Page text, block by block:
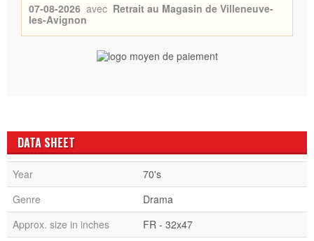
07-08-2026 avec Retrait au Magasin de Villeneuve-
les-Avignon
DATA SHEET
Year
70's
Genre
Drama
Approx. size in inches
FR - 32x47